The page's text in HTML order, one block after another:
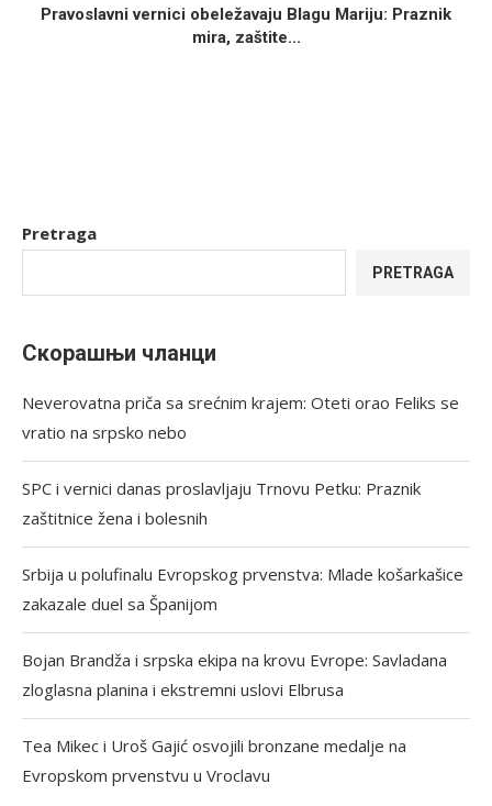
Pravoslavni vernici obeležavaju Blagu Mariju: Praznik
mira, zaštite...
Pretraga
PRETRAGA
Скорашњи чланци
Neverovatna priča sa srećnim krajem: Oteti orao Feliks se
vratio na srpsko nebo
SPC i vernici danas proslavljaju Trnovu Petku: Praznik
zaštitnice žena i bolesnih
Srbija u polufinalu Evropskog prvenstva: Mlade košarkašice
zakazale duel sa Španijom
Bojan Brandža i srpska ekipa na krovu Evrope: Savladana
zloglasna planina i ekstremni uslovi Elbrusa
Tea Mikec i Uroš Gajić osvojili bronzane medalje na
Evropskom prvenstvu u Vroclavu